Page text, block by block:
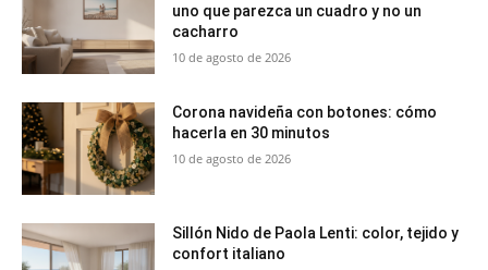
uno que parezca un cuadro y no un
cacharro
10 de agosto de 2026
Corona navideña con botones: cómo
hacerla en 30 minutos
10 de agosto de 2026
Sillón Nido de Paola Lenti: color, tejido y
confort italiano